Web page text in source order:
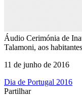
Áudio Cerimónia de
Talamoni, aos
11 de junho de 2016
Dia de Portugal 2016
Partilhar